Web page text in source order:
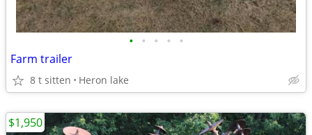
• • • • •
Farm trailer
8 t sitten Heron lake
$1,950